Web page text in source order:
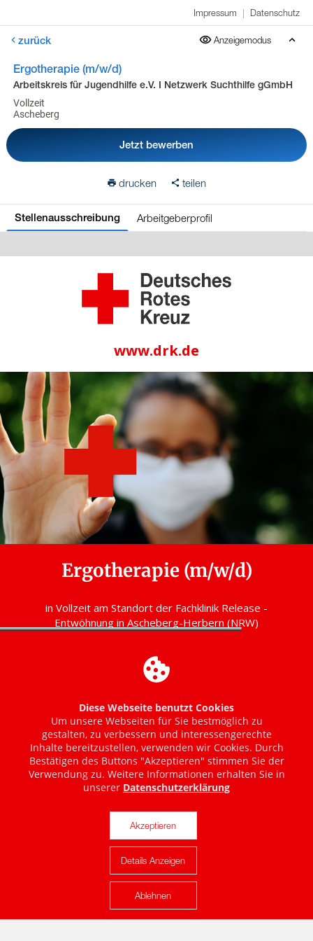
Impressum | Datenschutz
zurück Anzeigemodus
Ergotherapie (m/w/d)
Arbeitskreis für Jugendhilfe e.V. I Netzwerk Suchthilfe gGmbH
Vollzeit
Ascheberg
Jetzt bewerben
drucken teilen
Stellenausschreibung Arbeitgeberprofil
Karte anzeigen
Diese Webseite benutzt Cookies
Um unsere Webseiten für Sie bestmöglich zu
gestalten, zu verbessern und interessengerechte
Inhalte bereitzustellen, verwenden wir Cookies. Durch
Bestätigen des Buttons "Akzeptieren" stimmen Sie der
Verwendung zu. Weitere Informationen erhalten Sie in
unserer Datenschutzerklärung
Akzeptieren
Details Anzeigen
Ablehnen